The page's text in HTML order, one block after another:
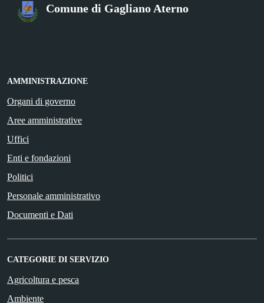
Comune di Gagliano Aterno
AMMINISTRAZIONE
Organi di governo
Aree amministrative
Uffici
Enti e fondazioni
Politici
Personale amministrativo
Documenti e Dati
CATEGORIE DI SERVIZIO
Agricoltura e pesca
Ambiente